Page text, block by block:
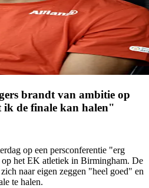
brandt van ambitie op
ik de finale kan halen"
op een persconferentie "erg
het EK atletiek in Birmingham. De
naar eigen zeggen "heel goed" en
te halen.